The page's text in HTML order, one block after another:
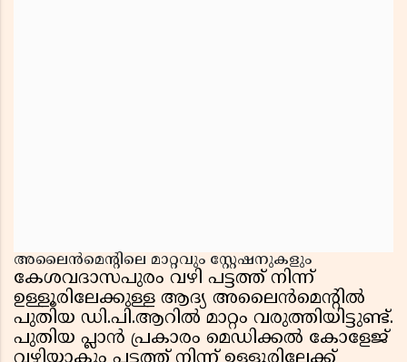
അലൈൻമെൻ്റിലെ മാറ്റവും സ്റ്റേഷനുകളും
കേശവദാസപുരം വഴി പട്ടത്ത് നിന്ന്
ഉള്ളൂരിലേക്കുള്ള ആദ്യ അലൈൻമെൻ്റിൽ
പുതിയ ഡി.പി.ആറിൽ മാറ്റം വരുത്തിയിട്ടുണ്ട്.
പുതിയ പ്ലാൻ പ്രകാരം മെഡിക്കൽ കോളേജ്